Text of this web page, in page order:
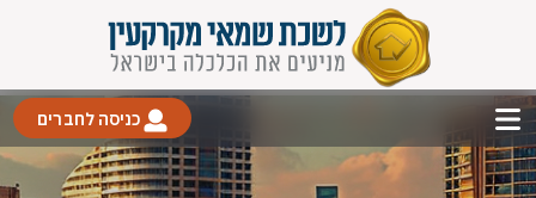
כניסה לחברים